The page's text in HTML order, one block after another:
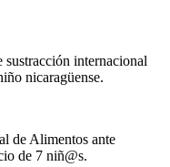
sustracción internacional
nicaragüense.
de Alimentos ante
de 7 niñ@s.